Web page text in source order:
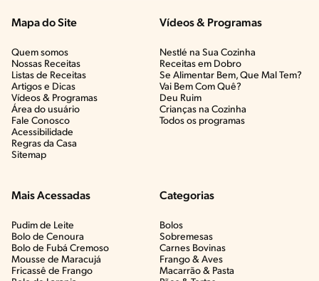
Mapa do Site
Quem somos
Nossas Receitas
Listas de Receitas​
Artigos e Dicas​
Vídeos & Programas​
Área do usuário
Fale Conosco
Acessibilidade
Regras da Casa
Sitemap
Vídeos & Programas​
Nestlé na Sua Cozinha
Receitas em Dobro
Se Alimentar Bem, Que Mal Tem?​
Vai Bem Com Quê?​
Deu Ruim​
Crianças na Cozinha​
Todos os programas
Mais Acessadas
Pudim de Leite
Bolo de Cenoura
Bolo de Fubá Cremoso
Mousse de Maracujá
Fricassê de Frango
Categorias
Bolos
Sobremesas
Carnes Bovinas​
Frango & Aves​
Macarrão & Pasta​